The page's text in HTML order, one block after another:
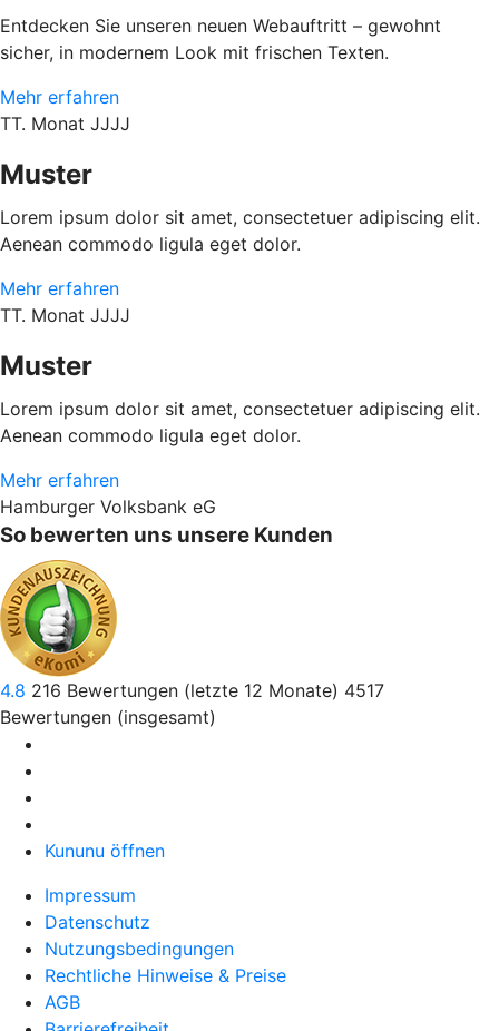
Entdecken Sie unseren neuen Webauftritt – gewohnt
sicher, in modernem Look mit frischen Texten.
Mehr erfahren
TT. Monat JJJJ
Muster
Lorem ipsum dolor sit amet, consectetuer adipiscing elit.
Aenean commodo ligula eget dolor.
Mehr erfahren
TT. Monat JJJJ
Muster
Lorem ipsum dolor sit amet, consectetuer adipiscing elit.
Aenean commodo ligula eget dolor.
Mehr erfahren
Hamburger Volksbank eG
So bewerten uns unsere Kunden
4.8 216 Bewertungen (letzte 12 Monate) 4517
Bewertungen (insgesamt)
Kununu öffnen
Impressum
Datenschutz
Nutzungsbedingungen
Rechtliche Hinweise & Preise
AGB